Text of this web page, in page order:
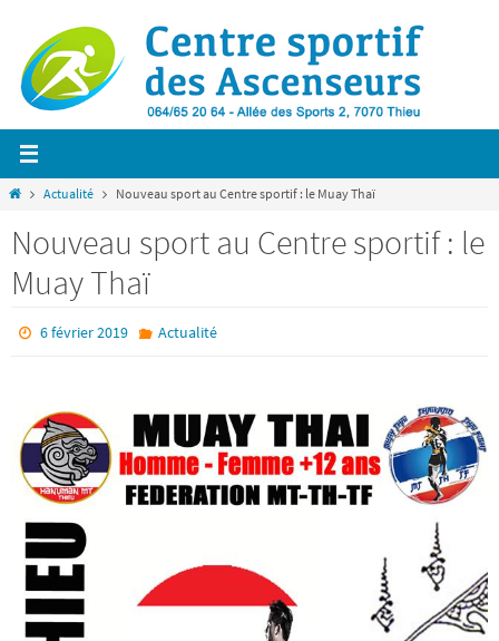
contenu
HomeActualité Nouveau sport au Centre sportif : le Muay Thaï
Nouveau sport au Centre sportif : le
Muay Thaï
6 février 2019 Actualité